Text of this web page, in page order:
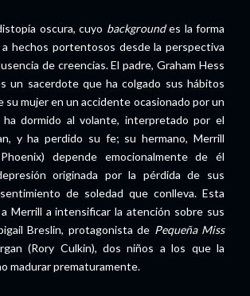
oscura, cuyo backgroundes la forma
hechos portentosos desde la perspectiva
de creencias. El padre, Graham Hess
un sacerdote que ha colgado sus hábitos
su mujer en un accidente ocasionado por un
dormido al volante, interpretado por el
y ha perdido su fe; su hermano, Merrill
depende emocionalmente de él
originada por la pérdida de sus
de soledad que conlleva. Esta
Merrill a intensificar la atención sobre sus
Breslin, protagonista de Pequeña Miss
(Rory Culkin), dos niños a los que la
madurar prematuramente.